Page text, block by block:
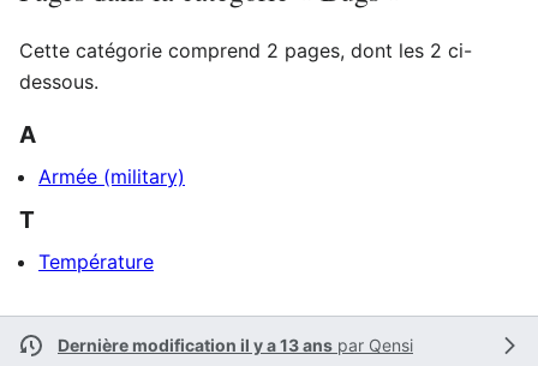
Cette catégorie comprend 2 pages, dont les 2 ci-
dessous.
A
Armée (military)
T
Température
Dernière modification il y a 13 ans par Qensi